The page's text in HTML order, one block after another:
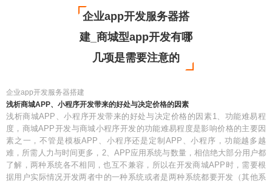
企业app开发服务器搭
建_商城型app开发有哪
几项是需要注意的
企业app开发服务器搭建
浅析商城APP、小程序开发带来的好处与决定价格的因素
浅析商城APP、小程序开发带来的好处与决定价格的因素1、功能难易程
度，商城APP开发与商城小程序开发的功能难易程度是影响价格的主要因
素之一，不管是模板APP、小程序还是定制APP、小程序，功能越多越
难，所需人力与时间更多，2、APP应用系统与数量，相信绝大部分用户都
了解，两种系统各不相同，也互不兼容，所以在开发商城APP时，需要根
据用户实际情况开发两者中的一种系统或者是两种系统都要开发（其他系